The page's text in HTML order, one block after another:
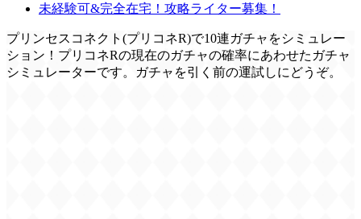
未経験可&完全在宅！攻略ライター募集！
プリンセスコネクト(プリコネR)で10連ガチャをシミュレー
ション！プリコネRの現在のガチャの確率にあわせたガチャ
シミュレーターです。ガチャを引く前の運試しにどうぞ。